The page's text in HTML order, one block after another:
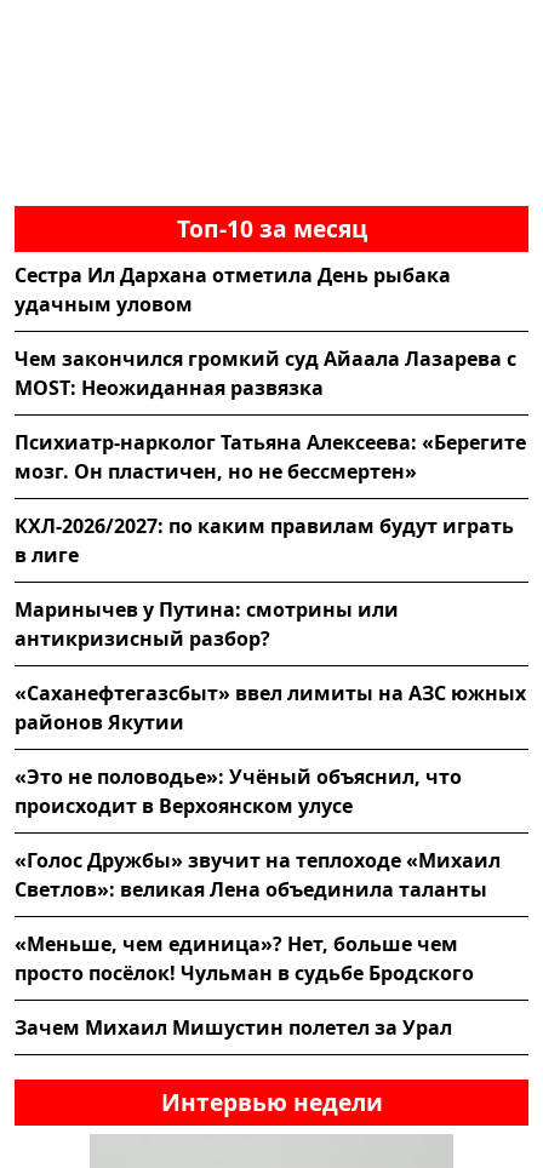
Топ-10 за месяц
Сестра Ил Дархана отметила День рыбака
удачным уловом
Чем закончился громкий суд Айаала Лазарева с
MOST: Неожиданная развязка
Психиатр-нарколог Татьяна Алексеева: «Берегите
мозг. Он пластичен, но не бессмертен»
КХЛ-2026/2027: по каким правилам будут играть
в лиге
Маринычев у Путина: смотрины или
антикризисный разбор?
«Саханефтегазсбыт» ввел лимиты на АЗС южных
районов Якутии
«Это не половодье»: Учёный объяснил, что
происходит в Верхоянском улусе
«Голос Дружбы» звучит на теплоходе «Михаил
Светлов»: великая Лена объединила таланты
«Меньше, чем единица»? Нет, больше чем
просто посёлок! Чульман в судьбе Бродского
Зачем Михаил Мишустин полетел за Урал
Интервью недели